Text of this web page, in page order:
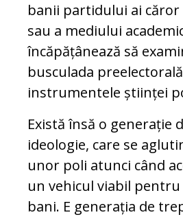
banii partidului ai
sau a mediului
încăpățânează să
busculada
instrumentele științei
Există însă o generație
ideologie, care se
unor poli atunci când
un vehicul viabil
bani. E generația de